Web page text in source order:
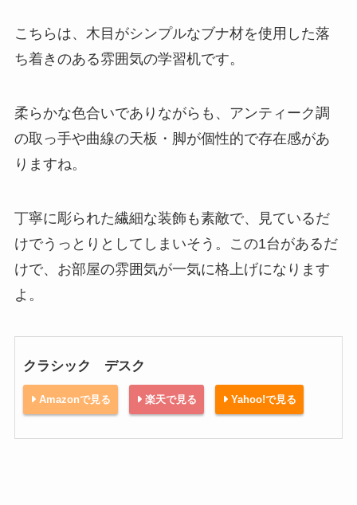
こちらは、木目がシンプルなブナ材を使用した落
ち着きのある雰囲気の学習机です。
柔らかな色合いでありながらも、アンティーク調
の取っ手や曲線の天板・脚が個性的で存在感があ
りますね。
丁寧に彫られた繊細な装飾も素敵で、見ているだ
けでうっとりとしてしまいそう。この1台があるだ
けで、お部屋の雰囲気が一気に格上げになります
よ。
クラシック デスク
Amazonで見る 楽天で見る Yahoo!で見る